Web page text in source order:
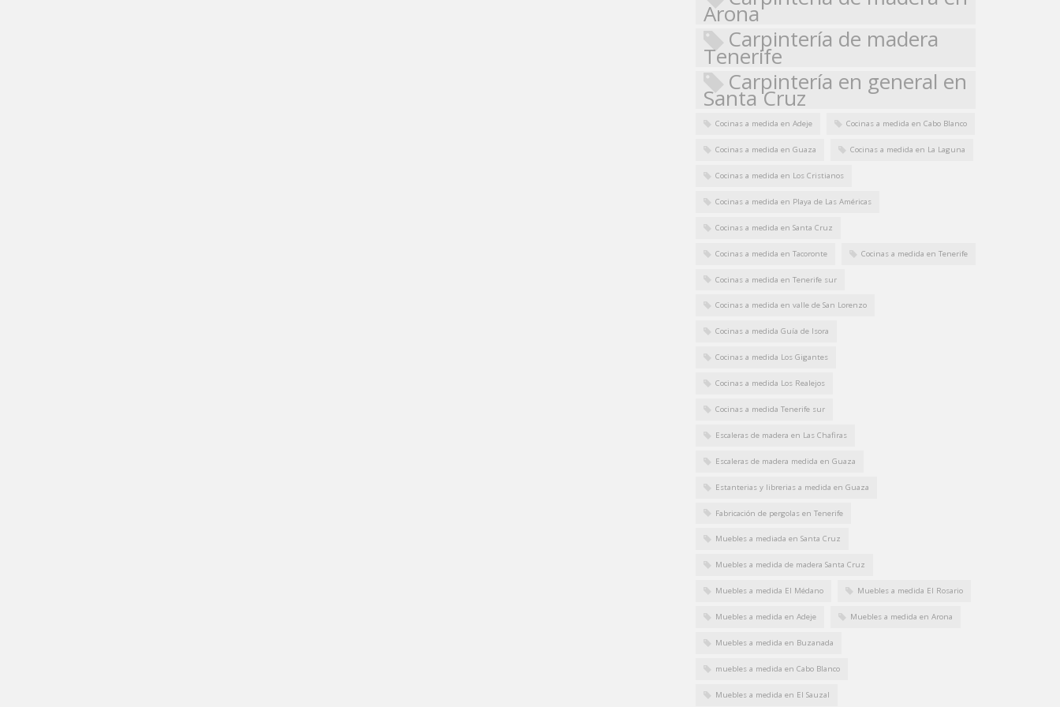
Arona
Carpintería de madera
Tenerife
Carpintería en general en
Santa Cruz
Cocinas a medida en Adeje Cocinas a medida en Cabo Blanco
Cocinas a medida en Guaza Cocinas a medida en La Laguna
Cocinas a medida en Los Cristianos
Cocinas a medida en Playa de Las Américas
Cocinas a medida en Santa Cruz
Cocinas a medida en Tacoronte Cocinas a medida en Tenerife
Cocinas a medida en Tenerife sur
Cocinas a medida en valle de San Lorenzo
Cocinas a medida Guía de Isora
Cocinas a medida Los Gigantes
Cocinas a medida Los Realejos
Cocinas a medida Tenerife sur
Escaleras de madera en Las Chafiras
Escaleras de madera medida en Guaza
Estanterias y librerias a medida en Guaza
Fabricación de pergolas en Tenerife
Muebles a mediada en Santa Cruz
Muebles a medida de madera Santa Cruz
Muebles a medida El Médano Muebles a medida El Rosario
Muebles a medida en Adeje Muebles a medida en Arona
Muebles a medida en Buzanada
muebles a medida en Cabo Blanco
Muebles a medida en El Sauzal